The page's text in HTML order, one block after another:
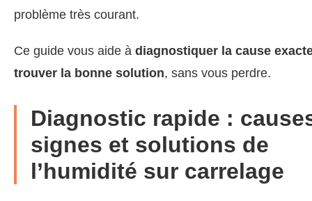
problème très courant.
Ce guide vous aide à diagnostiquer la cause
trouver la bonne solution, sans vous perdre.
Diagnostic rapide :
signes et solutions de
l’humidité sur carrelage